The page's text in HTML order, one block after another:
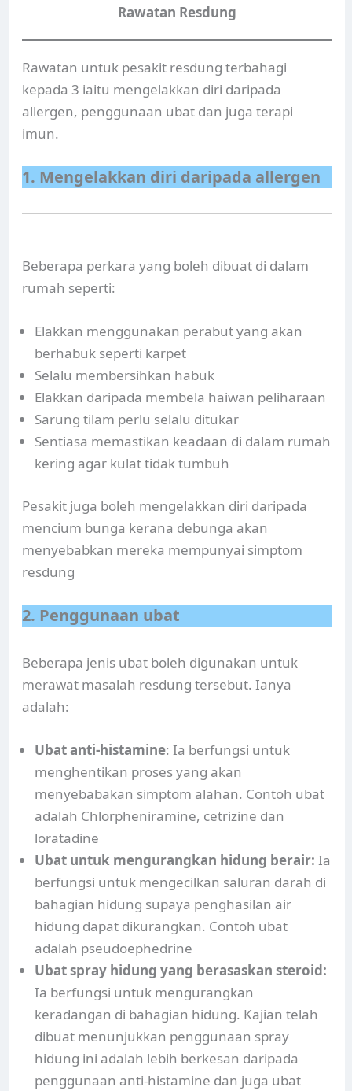
Rawatan Resdung
Rawatan untuk pesakit resdung terbahagi
kepada 3 iaitu mengelakkan diri daripada
allergen, penggunaan ubat dan juga terapi
imun.
1. Mengelakkan diri daripada allergen
Beberapa perkara yang boleh dibuat di dalam
rumah seperti:
Elakkan menggunakan perabut yang akan
berhabuk seperti karpet
Selalu membersihkan habuk
Elakkan daripada membela haiwan peliharaan
Sarung tilam perlu selalu ditukar
Sentiasa memastikan keadaan di dalam rumah
kering agar kulat tidak tumbuh
Pesakit juga boleh mengelakkan diri daripada
mencium bunga kerana debunga akan
menyebabkan mereka mempunyai simptom
resdung
2. Penggunaan ubat
Beberapa jenis ubat boleh digunakan untuk
merawat masalah resdung tersebut. Ianya
adalah:
Ubat anti-histamine: Ia berfungsi untuk
menghentikan proses yang akan
menyebabakan simptom alahan. Contoh ubat
adalah Chlorpheniramine, cetrizine dan
loratadine
Ubat untuk mengurangkan hidung berair: Ia
berfungsi untuk mengecilkan saluran darah di
bahagian hidung supaya penghasilan air
hidung dapat dikurangkan. Contoh ubat
adalah pseudoephedrine
Ubat spray hidung yang berasaskan steroid:
Ia berfungsi untuk mengurangkan
keradangan di bahagian hidung. Kajian telah
dibuat menunjukkan penggunaan spray
hidung ini adalah lebih berkesan daripada
penggunaan anti-histamine dan juga ubat